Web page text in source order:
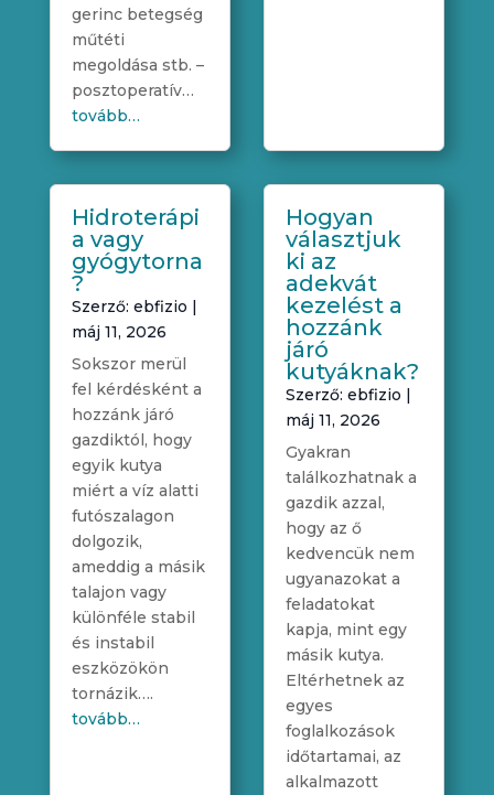
gerinc betegség
műtéti
megoldása stb. –
posztoperatív…
tovább…
Hidroterápi
a vagy
gyógytorna
?
Szerző: ebfizio |
máj 11, 2026
Sokszor merül
fel kérdésként a
hozzánk járó
gazdiktól, hogy
egyik kutya
miért a víz alatti
futószalagon
dolgozik,
ameddig a másik
talajon vagy
különféle stabil
és instabil
eszközökön
tornázik….
tovább…
Hogyan
választjuk
ki az
adekvát
kezelést a
hozzánk
járó
kutyáknak?
Szerző: ebfizio |
máj 11, 2026
Gyakran
találkozhatnak a
gazdik azzal,
hogy az ő
kedvencük nem
ugyanazokat a
feladatokat
kapja, mint egy
másik kutya.
Eltérhetnek az
egyes
foglalkozások
időtartamai, az
alkalmazott